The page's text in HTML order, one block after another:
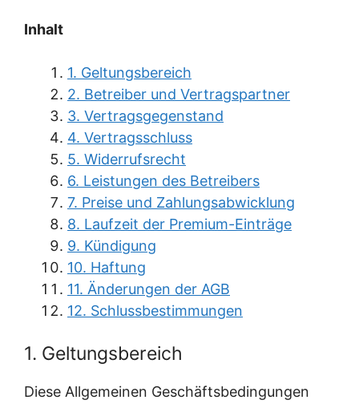
Inhalt
1. Geltungsbereich
2. Betreiber und Vertragspartner
3. Vertragsgegenstand
4. Vertragsschluss
5. Widerrufsrecht
6. Leistungen des Betreibers
7. Preise und Zahlungsabwicklung
8. Laufzeit der Premium-Einträge
9. Kündigung
10. Haftung
11. Änderungen der AGB
12. Schlussbestimmungen
1. Geltungsbereich
Diese Allgemeinen Geschäftsbedingungen